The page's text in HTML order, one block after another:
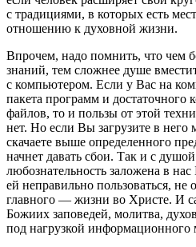
с традициями, в которых есть
отношению к духовной жизни.
Впрочем, надо помнить, что чем
знаний, тем сложнее душе
с компьютером. Если у Вас на
пакета программ и достаточного
файлов, то и пользы от этой
нет. Но если Вы загрузите в
скачаете выше определенного
начнет давать сбои. Так и с
любознательность заложена в
ей неправильно пользоваться, не
главного — жизни во Христе. И
Божиих заповедей, молитва,
под нагрузкой информационного